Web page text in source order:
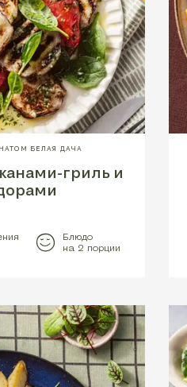
БЕЛАЯ ДАЧА
гриль и
Блюдо
на 2 порции